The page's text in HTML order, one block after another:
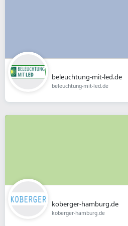
beleuchtung-mit-led.de
beleuchtung-mit-led.de
koberger-hamburg.de
koberger-hamburg.de